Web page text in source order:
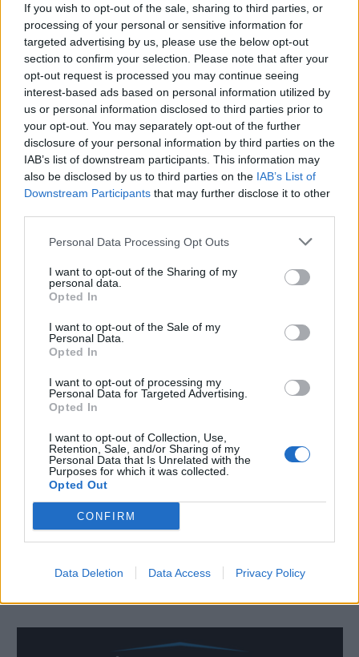
If you wish to opt-out of the sale, sharing to third parties, or
processing of your personal or sensitive information for
targeted advertising by us, please use the below opt-out
section to confirm your selection. Please note that after your
opt-out request is processed you may continue seeing
interest-based ads based on personal information utilized by
us or personal information disclosed to third parties prior to
your opt-out. You may separately opt-out of the further
disclosure of your personal information by third parties on the
IAB’s list of downstream participants. This information may
also be disclosed by us to third parties on the IAB’s List of
Downstream Participants that may further disclose it to other
Personal Data Processing Opt Outs
I want to opt-out of the Sharing of my
personal data.
Opted In
I want to opt-out of the Sale of my
Personal Data.
Opted In
I want to opt-out of processing my
Personal Data for Targeted Advertising.
Opted In
I want to opt-out of Collection, Use,
Retention, Sale, and/or Sharing of my
Personal Data that Is Unrelated with the
Purposes for which it was collected.
Opted Out
CONFIRM
Data Deletion Data Access Privacy Policy
υπόθεση που ξεκίνησε στις αρχές της δεκαετίας του
2010 και θα μπορούσε να κοστίσει στον Δήμο και
στη δημοτική επιχείρηση περίπου 750.000 ευρώ!
Το πιο ουσιαστικό σημείο της απόφασης:
«ΑΠΟΡΡΙΠΤΕΙ την αγωγή ως προς τα αιτούμενα
ποσά». Ιδιαίτερη αναφορά και ένα μεγάλο
ευχαριστώ στη νομική υπηρεσία του Δήμου μας και
στον κ. Χρυσοφώτη για την καθοριστική συμβολή
τους σε αυτό το αποτέλεσμα.
Με σχέδιο και ευθύνη: σχεδιάζουμε και
διασφαλίζουμε το μέλλον, προστατεύουμε τα
οικονομικά του Δήμου και της ΑΔΜΚΕΣ ΑΕ και
Δημήτρης Παπαχρήστου